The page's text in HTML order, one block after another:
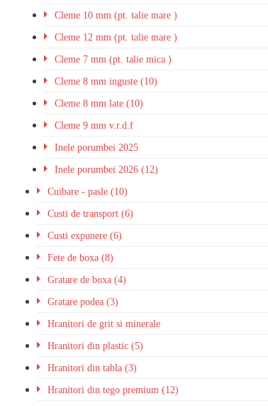
Cleme 10 mm (pt. talie mare )
Cleme 12 mm (pt. talie mare )
Cleme 7 mm (pt. talie mica )
Cleme 8 mm inguste (10)
Cleme 8 mm late (10)
Cleme 9 mm v.r.d.f
Inele porumbei 2025
Inele porumbei 2026 (12)
Cuibare - pasle (10)
Custi de transport (6)
Custi expunere (6)
Fete de boxa (8)
Gratare de boxa (4)
Gratare podea (3)
Hranitori de grit si minerale
Hranitori din plastic (5)
Hranitori din tabla (3)
Hranitori din tego premium (12)